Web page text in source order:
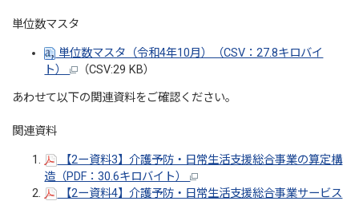
単位数マスタ
単位数マスタ（令和4年10月）（CSV：27.8キロバイ
ト）
（CSV:29 KB）
あわせて以下の関連資料をご確認ください。
関連資料
【2ー資料3】介護予防・日常生活支援総合事業の算定構
造（PDF：30.6キロバイト）
【2ー資料4】介護予防・日常生活支援総合事業サービス